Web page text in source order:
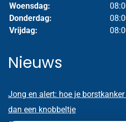
Woensdag:
Donderdag:
Vrijdag:
Nieuws
Jong en alert: hoe je
dan een knobbeltje